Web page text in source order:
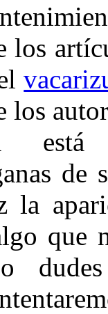
los
los
está
de
que